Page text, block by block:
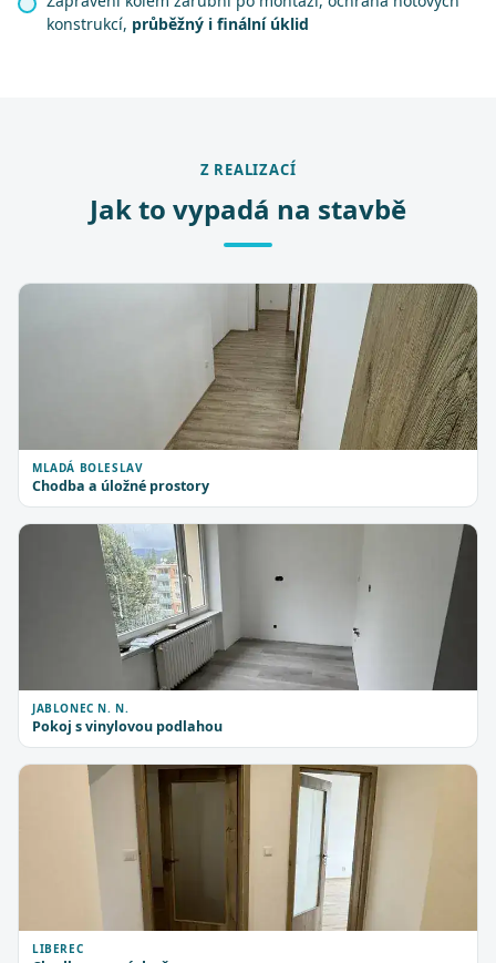
konstrukcí, průběžný i finální úklid
Z REALIZACÍ
Jak to vypadá na stavbě
MLADÁ BOLESLAV
Chodba a úložné prostory
JABLONEC N. N.
Pokoj s vinylovou podlahou
LIBEREC